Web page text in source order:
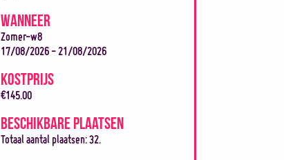
WANNEER
Zomer-w8
17/08/2026 - 21/08/2026
KOSTPRIJS
€145.00
BESCHIKBARE PLAATSEN
Totaal aantal plaatsen: 32.